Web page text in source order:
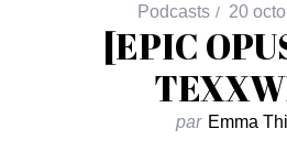
Podcasts 20
[EPIC
par Emma